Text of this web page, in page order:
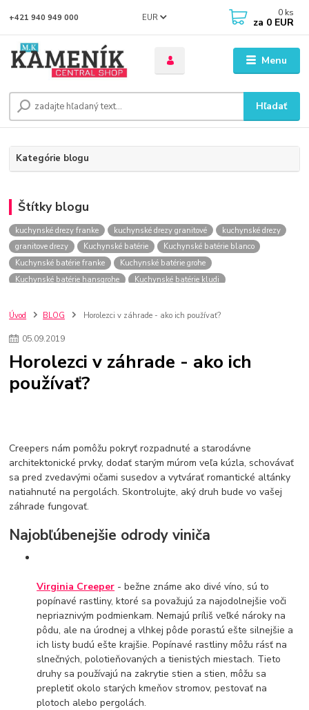
Menu
EUR
Hľadať
+421 940 949 000 0 ks
za 0 EUR
Kategórie blogu
Štítky blogu
kuchynské drezy franke kuchynské drezy granitové
kuchynské drezy
granitove drezy
Kuchynské batérie
Kuchynské batérie blanco
Kuchynské batérie franke
Kuchynské batérie grohe
Kuchynské batérie hansgrohe
Kuchynské batérie kludi
kuchynské batérie sagittarius
kuchynské batérie
vodovodné batérie
kuchynské drezy sety
kúpelňové batérie
vodovodné batérie do kúpelne kuchynske
bidetové batérie
vaňové batérie
Zápustné umývadlá
sprchový záves
vodovodná batéria
čierna kúpelňová batéria
vaňa retro
voľne stojaca vaňa
retro kúpeľne
Nákup tovaru pre firmy bez DPH
Bez DPH
Ako znížiť náklady
Ako znížiť náklady na firmu
szco nakup bez dph
szco nakup bez dph nakupovanie na firmu bez dph
Úvod BLOG Horolezci v záhrade - ako ich používať?
05.09.2019
Horolezci v záhrade - ako ich
používať?
Creepers nám pomôžu pokryť rozpadnuté a starodávne
architektonické prvky, dodať starým múrom veľa kúzla, schovávať
sa pred zvedavými očami susedov a vytvárať romantické altánky
natiahnuté na pergolách. Skontrolujte, aký druh bude vo vašej
záhrade fungovať.
Najobľúbenejšie odrody viniča
Virginia Creeper - bežne známe ako divé víno, sú to
popínavé rastliny, ktoré sa považujú za najodolnejšie voči
nepriaznivým podmienkam. Nemajú príliš veľké nároky na
pôdu, ale na úrodnej a vlhkej pôde porastú ešte silnejšie a
ich listy budú ešte krajšie. Popínavé rastliny môžu rásť na
slnečných, polotieňovaných a tienistých miestach. Tieto
druhy sa používajú na zakrytie stien a stien, môžu sa
prepletiť okolo starých kmeňov stromov, pestovať na
plotoch alebo pergolách.